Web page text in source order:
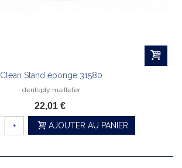
Clean Stand éponge 31580
dentsply maillefer
22,01 €
+ AJOUTER AU PANIER